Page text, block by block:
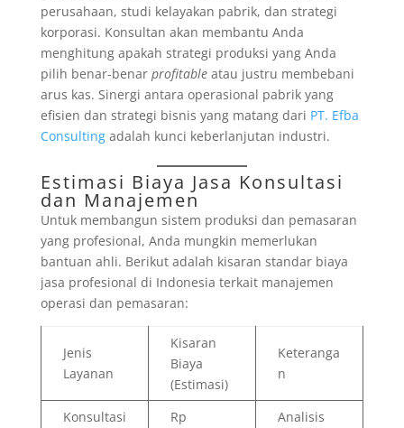
perusahaan, studi kelayakan pabrik, dan strategi
korporasi. Konsultan akan membantu Anda
menghitung apakah strategi produksi yang Anda
pilih benar-benar profitableatau justru membebani
arus kas. Sinergi antara operasional pabrik yang
efisien dan strategi bisnis yang matang dari PT. Efba
Consultingadalah kunci keberlanjutan industri.
Estimasi Biaya Jasa Konsultasi
dan Manajemen
Untuk membangun sistem produksi dan pemasaran
yang profesional, Anda mungkin memerlukan
bantuan ahli. Berikut adalah kisaran standar biaya
jasa profesional di Indonesia terkait manajemen
operasi dan pemasaran:
Jenis
Layanan
Kisaran
Biaya
(Estimasi)
Keteranga
n
Konsultasi
Rp
Analisis